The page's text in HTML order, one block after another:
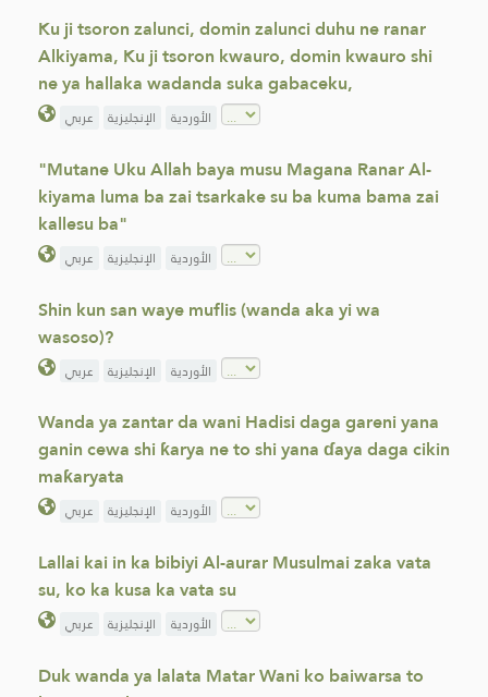
Ku ji tsoron zalunci, domin zalunci duhu ne ranar
Alkiyama, Ku ji tsoron kwauro, domin kwauro shi
ne ya hallaka wadanda suka gabaceku,
عربي الإنجليزية الأوردية
"Mutane Uku Allah baya musu Magana Ranar Al-
kiyama luma ba zai tsarkake su ba kuma bama zai
kallesu ba"
عربي الإنجليزية الأوردية
Shin kun san waye muflis (wanda aka yi wa
wasoso)?
عربي الإنجليزية الأوردية
Wanda ya zantar da wani Hadisi daga gareni yana
ganin cewa shi ƙarya ne to shi yana ɗaya daga cikin
maƙaryata
عربي الإنجليزية الأوردية
Lallai kai in ka bibiyi Al-aurar Musulmai zaka vata
su, ko ka kusa ka vata su
عربي الإنجليزية الأوردية
Duk wanda ya lalata Matar Wani ko baiwarsa to